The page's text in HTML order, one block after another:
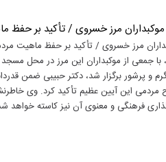
موکبداران مرز خسروی / تأکید بر حفظ
مرز خسروی / تأکید بر حفظ ماهیت
با جمعی از موکبداران این مرز در محل مسجد
و پرشور برگزار شد، دکتر حبیبی ضمن
این آیین عظیم تأکید کرد. وی
فرهنگی و معنوی آن نیز کاسته